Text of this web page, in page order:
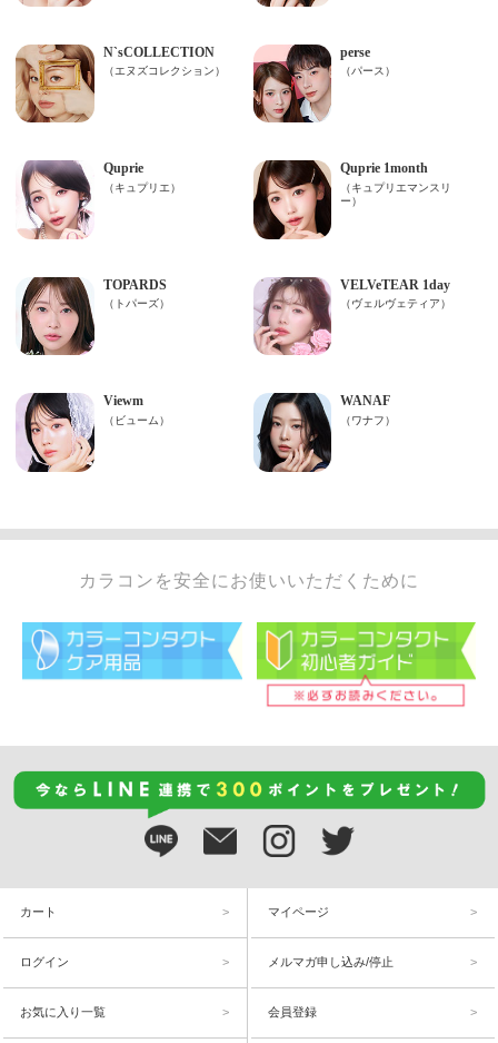
カラコンを安全にお使いいただくために
カート マイページ
ログイン メルマガ申し込み/停止
お気に入り一覧 会員登録